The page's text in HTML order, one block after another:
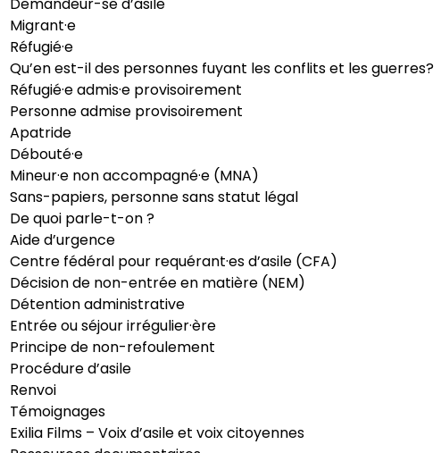
Migrant·e
Réfugié·e
Qu’en est-il des personnes fuyant les conflits et les guerres?
Réfugié·e admis·e provisoirement
Personne admise provisoirement
Apatride
Débouté·e
Mineur·e non accompagné·e (MNA)
Sans-papiers, personne sans statut légal
De quoi parle-t-on ?
Aide d’urgence
Centre fédéral pour requérant·es d’asile (CFA)
Décision de non-entrée en matière (NEM)
Détention administrative
Entrée ou séjour irrégulier·ère
Principe de non-refoulement
Procédure d’asile
Renvoi
Témoignages
Exilia Films – Voix d’asile et voix citoyennes